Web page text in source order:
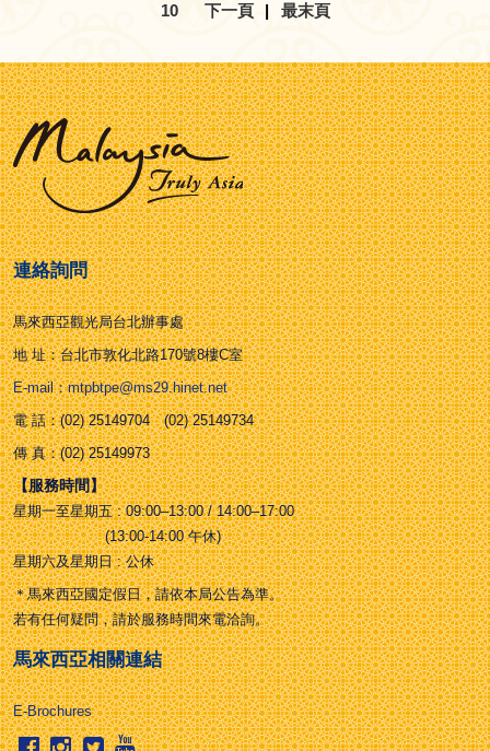
10 下一頁 最末頁
連絡詢問
馬來西亞觀光局台北辦事處
地 址：台北市敦化北路170號8樓C室
E-mail：mtpbtpe@ms29.hinet.net
電 話：(02) 25149704 (02) 25149734
傳 真：(02) 25149973
【服務時間】
星期一至星期五 : 09:00–13:00 / 14:00–17:00
(13:00-14:00 午休)
星期六及星期日 : 公休
＊馬來西亞國定假日，請依本局公告為準。
若有任何疑問，請於服務時間來電洽詢。
馬來西亞相關連結
E-Brochures